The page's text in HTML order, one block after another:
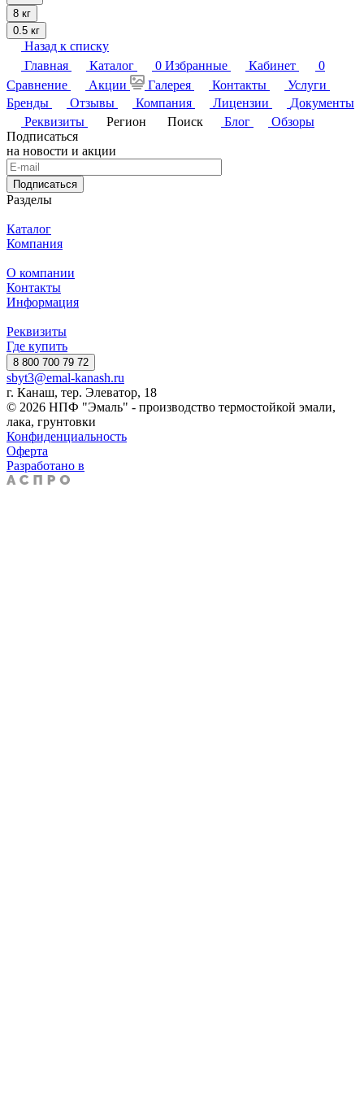
8 кг
0.5 кг
Назад к списку
Главная
Каталог 0 Избранные Кабинет
0
Сравнение
Акции Галерея Контакты
Услуги
Бренды
Отзывы Компания Лицензии
Документы
Реквизиты
Регион Поиск Блог
Обзоры
Подписаться
на новости и акции
Подписаться
Разделы
Каталог
Компания
О компании
Контакты
Информация
Реквизиты
Где купить
8 800 700 79 72
sbyt3@emal-kanash.ru
г. Канаш, тер. Элеватор, 18
© 2026 НПФ "Эмаль" - производство термостойкой эмали,
лака, грунтовки
Конфиденциальность
Оферта
Разработано в